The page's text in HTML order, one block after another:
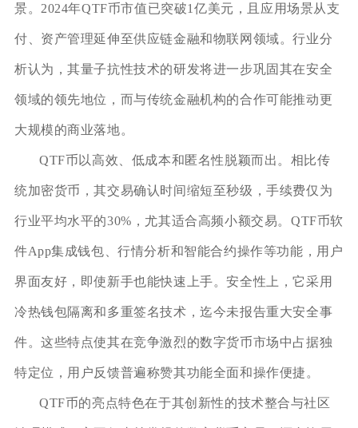
景。2024年QTF币市值已突破1亿美元，且应用场景从支
付、资产管理延伸至供应链金融和物联网领域。行业分
析认为，其量子抗性技术的研发将进一步巩固其在安全
领域的领先地位，而与传统金融机构的合作可能推动更
大规模的商业落地。
QTF币以高效、低成本和匿名性脱颖而出。相比传
统加密货币，其交易确认时间缩短至秒级，手续费仅为
行业平均水平的30%，尤其适合高频小额交易。QTF币软
件App集成钱包、行情分析和智能合约操作等功能，用户
界面友好，即使新手也能快速上手。安全性上，它采用
冷热钱包隔离和多重签名技术，迄今未报告重大安全事
件。这些特点使其在竞争激烈的数字货币市场中占据独
特定位，用户反馈普遍称赞其功能全面和操作便捷。
QTF币的亮点特色在于其创新性的技术整合与社区